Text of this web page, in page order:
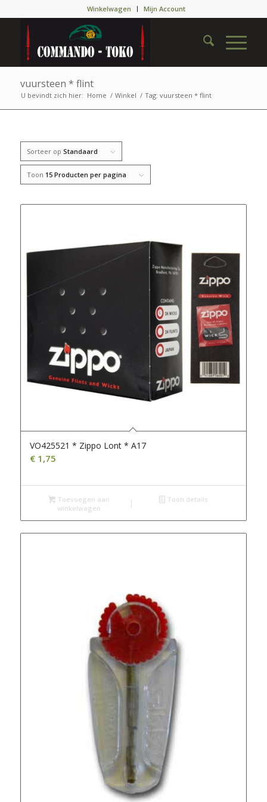
Winkelwagen Mijn Account
vuursteen * flint
U bevindt zich hier: Home / Winkel / Tag: vuursteen * flint
Sorteer op Standaard
Toon 15 Producten per pagina
VO425521 * Zippo Lont * A17
€1,75
Toevoegen aan
winkelwagen
Toon details